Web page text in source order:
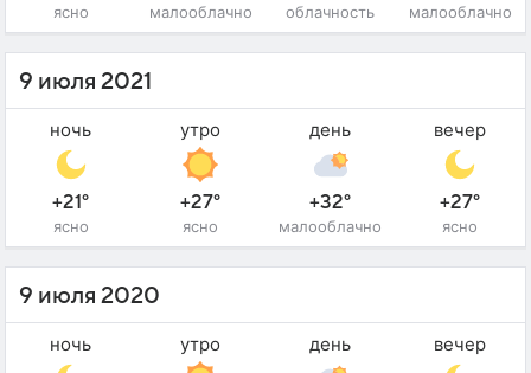
ясно малооблачно облачность малооблачно
9 июля 2021
ночь
+21°
ясно
утро
+27°
ясно
день
+32°
малооблачно
вечер
+27°
ясно
9 июля 2020
ночь утро день вечер